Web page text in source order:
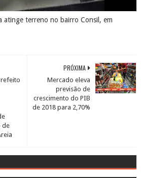
atinge terreno no bairro Consil, em
PRÓXIMA
Mercado eleva
previsão de
crescimento do PIB
de 2018 para 2,70%
de